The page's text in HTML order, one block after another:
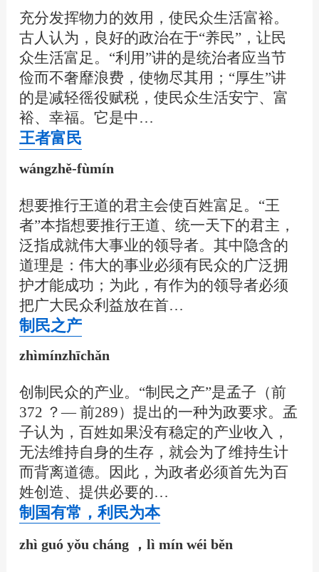
充分发挥物力的效用，使民众生活富裕。
古人认为，良好的政治在于“养民”，让民
众生活富足。“利用”讲的是统治者应当节
俭而不奢靡浪费，使物尽其用；“厚生”讲
的是减轻徭役赋税，使民众生活安宁、富
裕、幸福。它是中…
王者富民
wángzhě-fùmín
想要推行王道的君主会使百姓富足。“王
者”本指想要推行王道、统一天下的君主，
泛指成就伟大事业的领导者。其中隐含的
道理是：伟大的事业必须有民众的广泛拥
护才能成功；为此，有作为的领导者必须
把广大民众利益放在首…
制民之产
zhìmínzhīchǎn
创制民众的产业。“制民之产”是孟子（前
372 ？— 前289）提出的一种为政要求。孟
子认为，百姓如果没有稳定的产业收入，
无法维持自身的生存，就会为了维持生计
而背离道德。因此，为政者必须首先为百
姓创造、提供必要的…
制国有常，利民为本
zhì guó yǒu cháng ，lì mín wéi běn